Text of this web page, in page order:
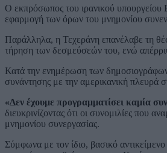
Ο εκπρόσωπος του ιρανικού υπουργείου
εφαρμογή των όρων του μνημονίου
Παράλληλα, η Τεχεράνη επανέλαβε τη
τήρηση των δεσμεύσεών του, ενώ
Κατά την ενημέρωση των
συνάντησης με την αμερικανική πλευρά
«Δεν έχουμε προγραμματίσει καμία
διευκρινίζοντας ότι οι συνομιλίες που
μνημονίου συνεργασίας.
Σύμφωνα με τον ίδιο, βασικό